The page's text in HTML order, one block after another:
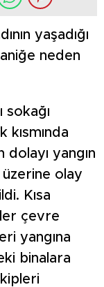
yaşadığı
neden
sokağı
yangın
üzerine olay
Kısa
çevre
yangına
binalara